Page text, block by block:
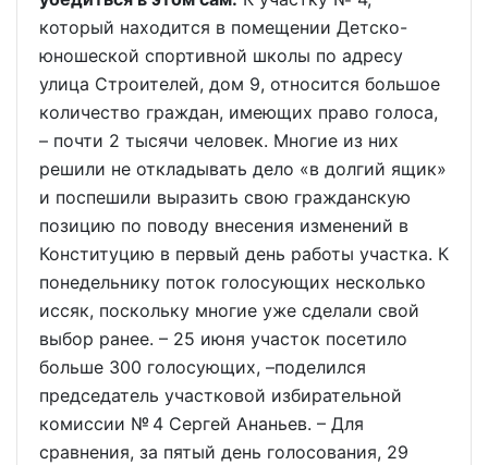
который находится в помещении Детско-
юношеской спортивной школы по адресу
улица Строителей, дом 9, относится большое
количество граждан, имеющих право голоса,
– почти 2 тысячи человек. Многие из них
решили не откладывать дело «в долгий ящик»
и поспешили выразить свою гражданскую
позицию по поводу внесения изменений в
Конституцию в первый день работы участка. К
понедельнику поток голосующих несколько
иссяк, поскольку многие уже сделали свой
выбор ранее. – 25 июня участок посетило
больше 300 голосующих, –поделился
председатель участковой избирательной
комиссии № 4 Сергей Ананьев. – Для
сравнения, за пятый день голосования, 29